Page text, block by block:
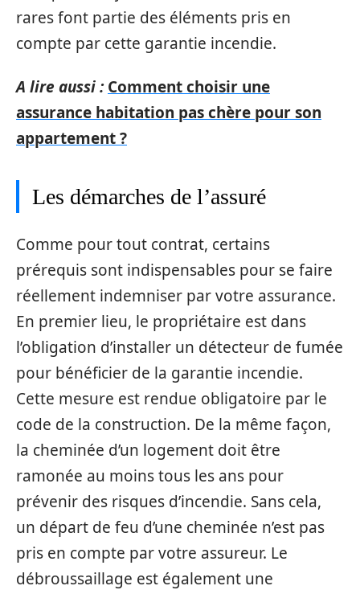
rares font partie des éléments pris en
compte par cette garantie incendie.
A lire aussi : Comment choisir une
assurance habitation pas chère pour son
appartement ?
Les démarches de l’assuré
Comme pour tout contrat, certains
prérequis sont indispensables pour se faire
réellement indemniser par votre assurance.
En premier lieu, le propriétaire est dans
l’obligation d’installer un détecteur de fumée
pour bénéficier de la garantie incendie.
Cette mesure est rendue obligatoire par le
code de la construction. De la même façon,
la cheminée d’un logement doit être
ramonée au moins tous les ans pour
prévenir des risques d’incendie. Sans cela,
un départ de feu d’une cheminée n’est pas
pris en compte par votre assureur. Le
débroussaillage est également une